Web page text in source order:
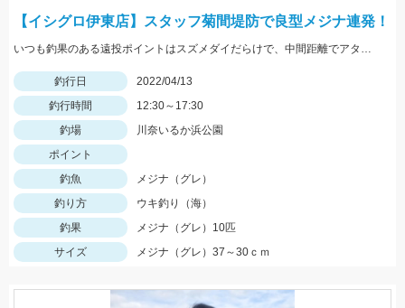
【イシグロ伊東店】スタッフ菊間堤防で良型メジナ連発！
いつも釣果のある遠投ポイントはスズメダイだらけで、中間距離でアタリが出ました。
釣行日
2022/04/13
釣行時間
12:30～17:30
釣場
川奈いるか浜公園
ポイント
釣魚
メジナ（グレ）
釣り方
ウキ釣り（海）
釣果
メジナ（グレ）10匹
サイズ
メジナ（グレ）37～30ｃｍ